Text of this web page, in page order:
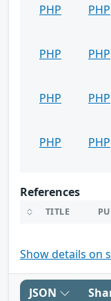
PHP PHP
PHP
PHP
PHP
PHP
PHP
PHP
References
TITLE
Show details on
JSON